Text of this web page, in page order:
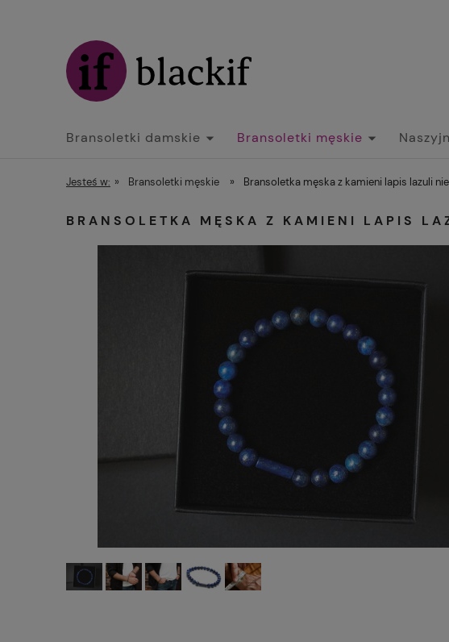
Bransoletki damskie Bransoletki męskie
Jesteś w: » Bransoletki męskie » Bransoletka męska z kamieni lapis lazuli
BRANSOLETKA MĘSKA Z KAMIENI LAPIS